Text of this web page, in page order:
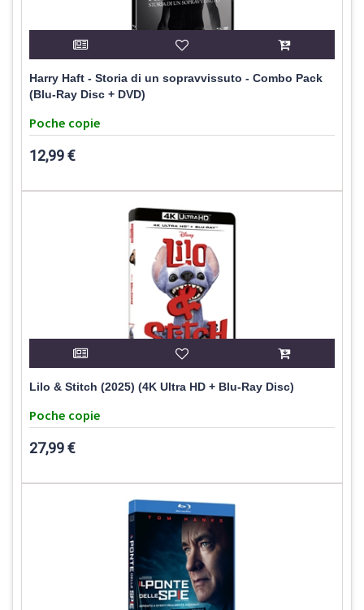
Harry Haft - Storia di un sopravvissuto - Combo Pack
(Blu-Ray Disc + DVD)
Poche copie
12,99 €
Lilo & Stitch (2025) (4K Ultra HD + Blu-Ray Disc)
Poche copie
27,99 €